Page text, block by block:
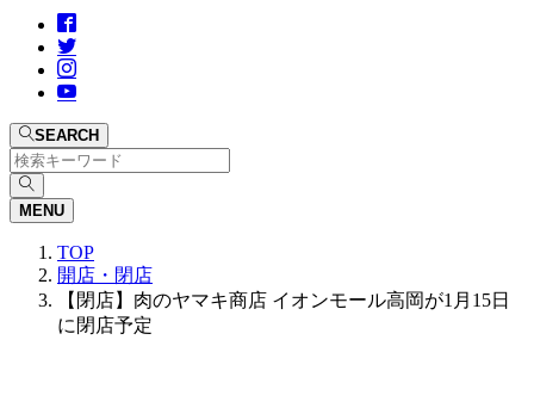
SEARCH
MENU
TOP
開店・閉店
【閉店】肉のヤマキ商店 イオンモール高岡が1月15日
に閉店予定